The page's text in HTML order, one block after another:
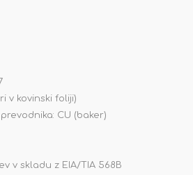
v kovinski foliji)
CU (baker)
v skladu z EIA/TIA 568B